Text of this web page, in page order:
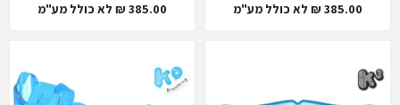
385.00 ₪ לא כולל מע"מ 385.00 ₪ לא כולל מע"מ